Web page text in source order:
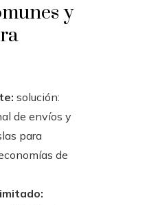
y
solución:
de envíos y
para
de